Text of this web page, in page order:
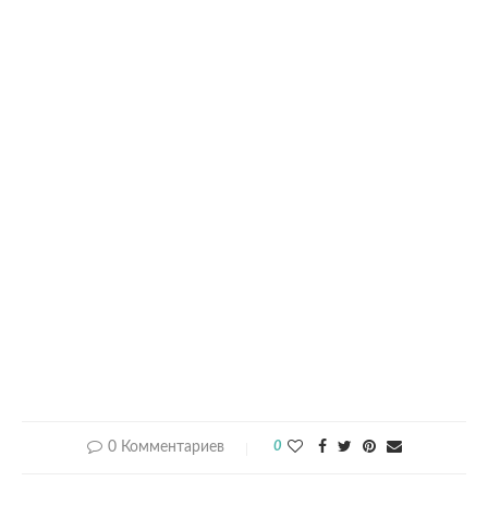
0 Комментариев 0